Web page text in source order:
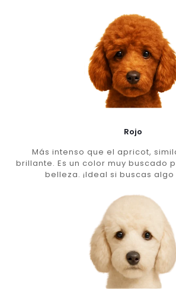
Rojo
Más intenso que el apricot,
brillante. Es un color muy buscado
belleza. ¡Ideal si buscas